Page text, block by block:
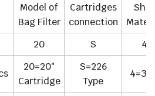
Model of
Bag Filter
Cartridges
connection
Shell
20 S 4
20=20″
Cartridge
S=226
Type